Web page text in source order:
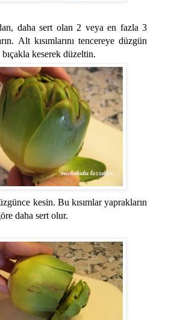
daha sert olan 2 veya en fazla 3
Alt kısımlarını tencereye düzgün
keserek düzeltin.
kesin. Bu kısımlar yaprakların
daha sert olur.